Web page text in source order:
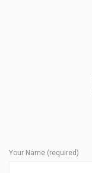
Your Name (required)